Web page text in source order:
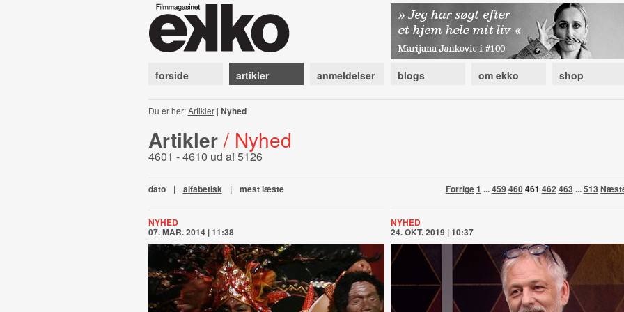
forside artikler anmeldelser blogs om ekko shop
Du er her:Artikler| Nyhed
Artikler / Nyhed
4601 - 4610 ud af 5126
Forrige1 ...459460461 462 463 ...513
dato | alfabetisk | mest læste
NYHED
07. MAR. 2014 | 11:38
NYHED
24. OKT. 2019 | 10:37